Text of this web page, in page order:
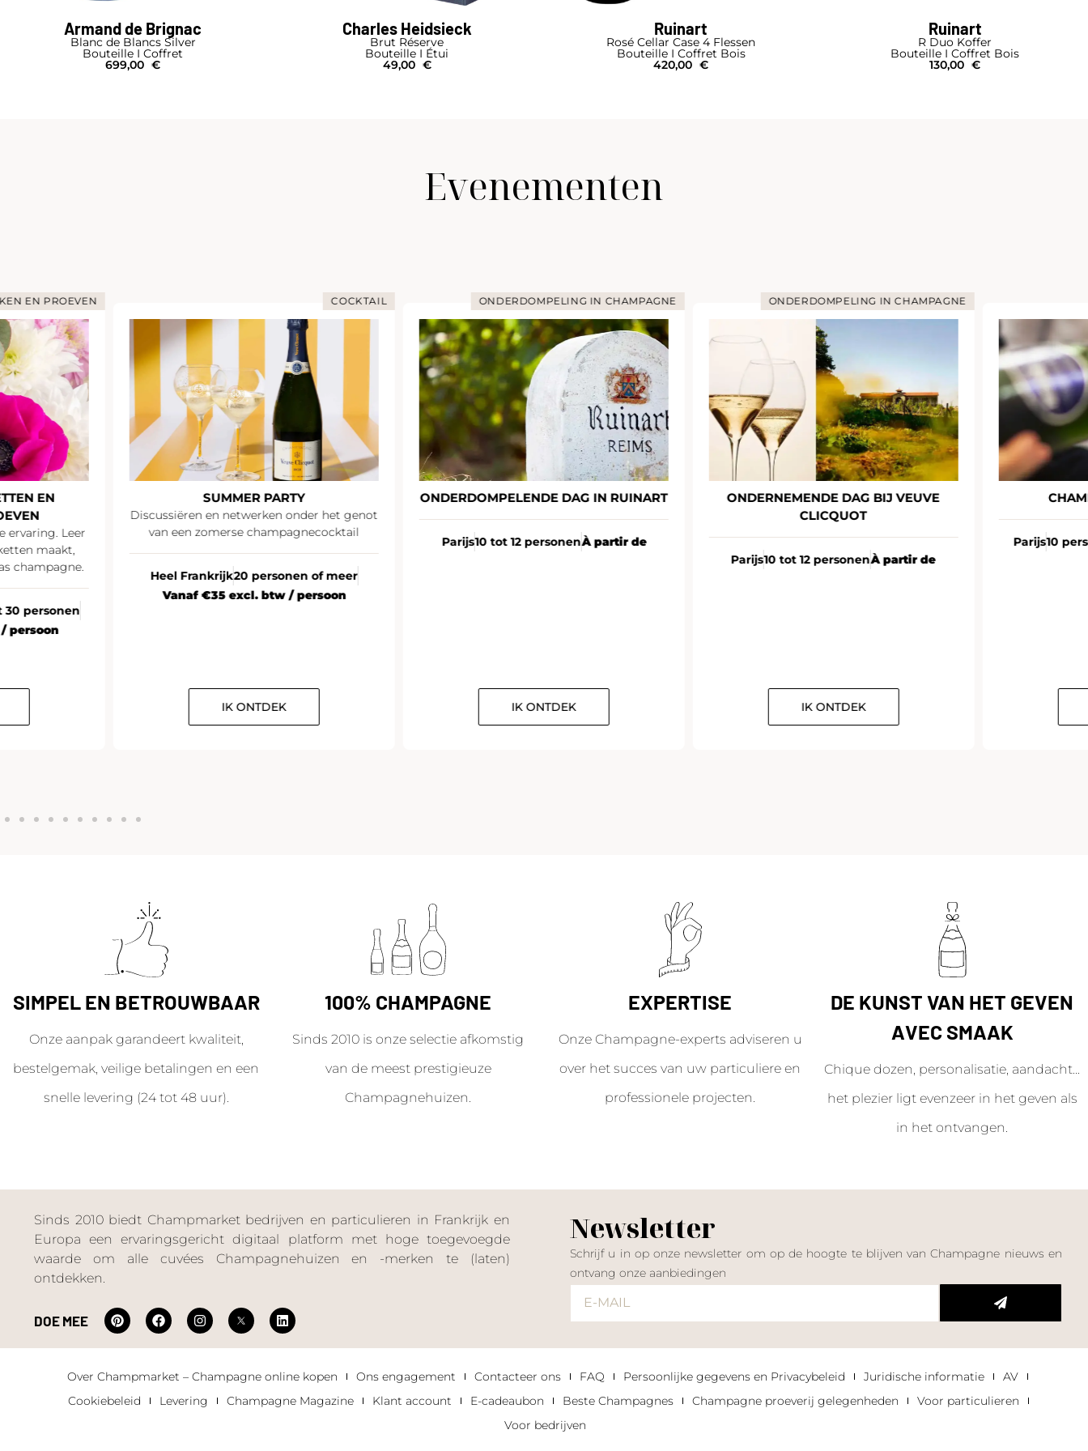
Armand de Brignac
Blanc de Blancs Silver
Bouteille I Coffret
699,00 €
Charles Heidsieck
Brut Réserve
Bouteille I Étui
49,00 €
Ruinart
Rosé Cellar Case 4 Flessen
Bouteille I Coffret Bois
420,00 €
Ruinart
R Duo Koffer
Bouteille I Coffret Bois
130,00 €
Evenementen
EN PROEVEN
EN
ervaring. Leer
maakt,
champagne.
30 personen
persoon
COCKTAIL
SUMMER PARTY
Discussiëren en netwerken onder het genot
van een zomerse champagnecocktail
Heel Frankrijk20 personen of meer
Vanaf €35 excl. btw / persoon
IK ONTDEK
ONDERDOMPELING IN CHAMPAGNE
ONDERDOMPELENDE DAG IN RUINART
Parijs10 tot 12 personenÀ partir de
IK ONTDEK
ONDERDOMPELING IN CHAMPAGNE
ONDERNEMENDE DAG BIJ VEUVE
CLICQUOT
Parijs10 tot 12 personenÀ partir de
IK ONTDEK
Parijs10
SIMPEL EN BETROUWBAAR
Onze aanpak garandeert kwaliteit,
bestelgemak, veilige betalingen en een
snelle levering (24 tot 48 uur).
100% CHAMPAGNE
Sinds 2010 is onze selectie afkomstig
van de meest prestigieuze
Champagnehuizen.
EXPERTISE
Onze Champagne-experts adviseren u
over het succes van uw particuliere en
professionele projecten.
DE KUNST VAN HET GEVEN
AVEC SMAAK
Chique dozen, personalisatie, aandacht...
het plezier ligt evenzeer in het geven als
in het ontvangen.
Sinds 2010 biedt Champmarket bedrijven en particulieren in Frankrijk en
Europa een ervaringsgericht digitaal platform met hoge toegevoegde
waarde om alle cuvées Champagnehuizen en -merken te (laten)
ontdekken.
DOE MEE
Newsletter
Schrijf u in op onze newsletter om op de hoogte te blijven van Champagne nieuws en
ontvang onze aanbiedingen
Over Champmarket – Champagne online kopen Ons engagement Contacteer ons FAQ Persoonlijke gegevens en Privacybeleid Juridische informatie
AV
Cookiebeleid
Levering Champagne Magazine Klant account E-cadeaubon Beste Champagnes Champagne proeverij gelegenheden
Voor particulieren
Voor bedrijven